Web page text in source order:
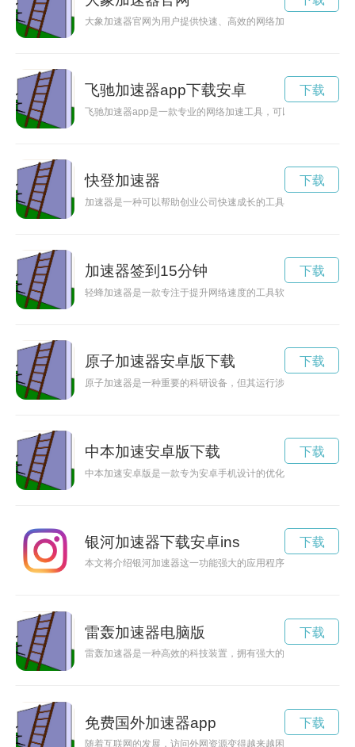
大象加速器官网为用户提供快速、高效的网络加速服务，让网
飞驰加速器app下载安卓
飞驰加速器app是一款专业的网络加速工具，可以帮助用户快
下载
快登加速器
加速器是一种可以帮助创业公司快速成长的工具，通过提供资
下载
加速器签到15分钟
轻蜂加速器是一款专注于提升网络速度的工具软件，能够帮助
下载
原子加速器安卓版下载
原子加速器是一种重要的科研设备，但其运行涉及到辐射、高
下载
中本加速安卓版下载
中本加速安卓版是一款专为安卓手机设计的优化软件，能够有
下载
银河加速器下载安卓ins
本文将介绍银河加速器这一功能强大的应用程序，帮助vivo手机
下载
雷轰加速器电脑版
雷轰加速器是一种高效的科技装置，拥有强大的能量输出和加
下载
免费国外加速器app
随着互联网的发展，访问外网资源变得越来越困难。免费国外
下载